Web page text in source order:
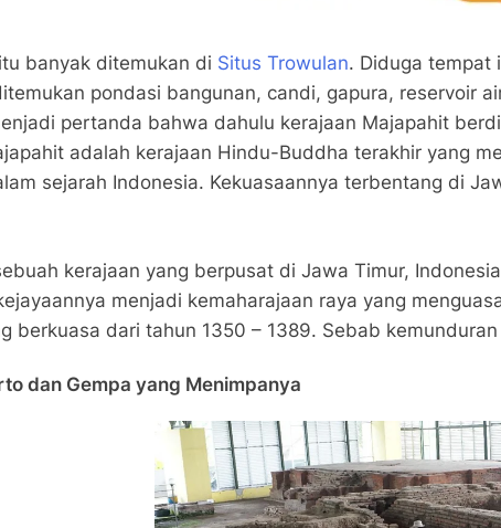
banyak ditemukan di Situs Trowulan. Diduga tempat
pondasi bangunan, candi, gapura, reservoir
pertanda bahwa dahulu kerajaan Majapahit
adalah kerajaan Hindu-Buddha terakhir yang
sejarah Indonesia. Kekuasaannya terbentang di
kerajaan yang berpusat di Jawa Timur,
menjadi kemaharajaan raya yang
berkuasa dari tahun 1350 – 1389. Sebab
dan Gempa yang Menimpanya